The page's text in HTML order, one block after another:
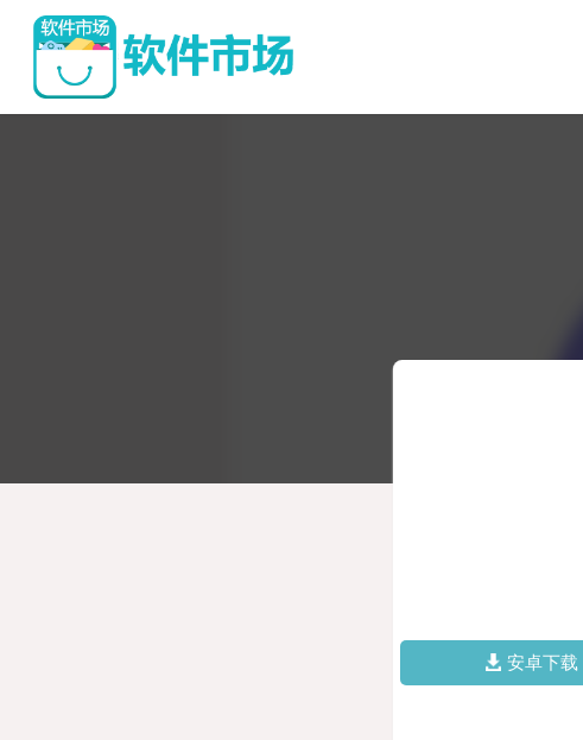
安卓下载